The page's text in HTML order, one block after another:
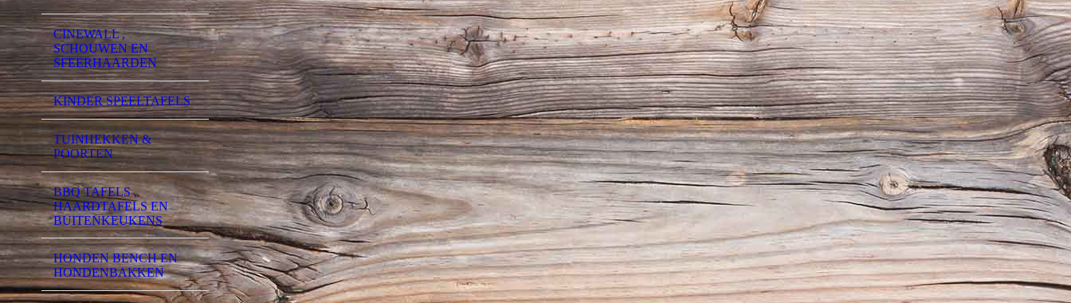
CINEWALL ,
SCHOUWEN EN
SFEERHAARDEN
KINDER SPEELTAFELS
TUINHEKKEN &
POORTEN
BBQ TAFELS ,
HAARDTAFELS EN
BUITENKEUKENS
HONDEN BENCH EN
HONDENBAKKEN